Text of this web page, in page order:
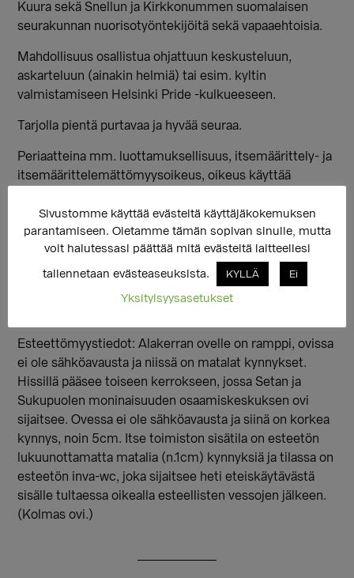
Kuura sekä Snellun ja Kirkkonummen suomalaisen
seurakunnan nuorisotyöntekijöitä sekä vapaaehtoisia.
Mahdollisuus osallistua ohjattuun keskusteluun,
askarteluun (ainakin helmiä) tai esim. kyltin
valmistamiseen Helsinki Pride -kulkueeseen.
Tarjolla pientä purtavaa ja hyvää seuraa.
Periaatteina mm. luottamuksellisuus, itsemäärittely- ja
itsemäärittelemättömyysoikeus, oikeus käyttää
verran kuin haluaa.
Lisätietoja:
kuura.autere@seta.fi p. 050 3030 1522 tai
Esteettömyystiedot: Alakerran ovelle on ramppi, ovissa
ei ole sähköavausta ja niissä on matalat kynnykset.
Hissillä pääsee toiseen kerrokseen, jossa Setan ja
Sukupuolen moninaisuuden osaamiskeskuksen ovi
sijaitsee. Ovessa ei ole sähköavausta ja siinä on korkea
kynnys, noin 5cm. Itse toimiston sisätila on esteetön
lukuunottamatta matalia (n.1cm) kynnyksiä ja tilassa on
esteetön inva-wc, joka sijaitsee heti eteiskäytävästä
sisälle tultaessa oikealla esteellisten vessojen jälkeen.
(Kolmas ovi.)
Sivustomme käyttää evästeitä käyttäjäkokemuksen
parantamiseen. Oletamme tämän sopivan sinulle, mutta
voit halutessasi päättää mitä evästeitä laitteellesi
tallennetaan evästeaseuksista. KYLLÄ Ei
Yksityisyysasetukset